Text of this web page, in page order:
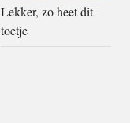
Lekker, zo heet dit
toetje